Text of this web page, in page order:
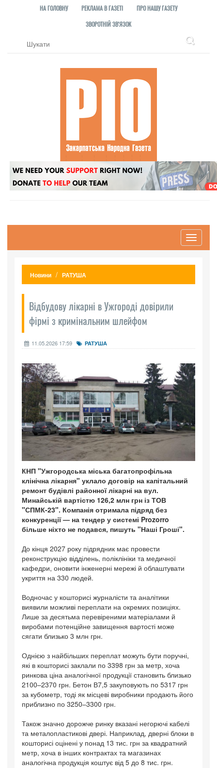
НА ГОЛОВНУ РЕКЛАМА В ГАЗЕТІ
ПРО НАШУ ГАЗЕТУ
ЗВОРОТНІЙ ЗВ'ЯЗОК
Toggle
Новини РАТУША
Відбудову лікарні в Ужгороді довірили
фірмі з кримінальним шлейфом
11.05.2026 17:59 РАТУША
КНП "Ужгородська міська багатопрофільна
клінічна лікарня" уклало договір на капітальний
ремонт будівлі районної лікарні на вул.
Минайській вартістю 126,2 млн грн із ТОВ
"СПМК-23". Компанія отримала підряд без
конкуренції — на тендер у системі Prozorro
більше ніхто не подався, пишуть "Наші Гроші".
До кінця 2027 року підрядник має провести
реконструкцію відділень, поліклініки та медичної
кафедри, оновити інженерні мережі й облаштувати
укриття на 330 людей.
Водночас у кошторисі журналісти та аналітики
виявили можливі переплати на окремих позиціях.
Лише за десятьма перевіреними матеріалами й
виробами потенційне завищення вартості може
сягати близько 3 млн грн.
Однією з найбільших переплат можуть бути поручні,
які в кошторисі заклали по 3398 грн за метр, хоча
ринкова ціна аналогічної продукції становить близько
2100–2370 грн. Бетон В7,5 закуповують по 5317 грн
за кубометр, тоді як місцеві виробники продають його
приблизно по 3250–3300 грн.
Також значно дорожче ринку вказані негорючі кабелі
та металопластикові двері. Наприклад, дверні блоки в
кошторисі оцінені у понад 13 тис. грн за квадратний
метр, хоча в інших контрактах та магазинах
аналогічна продукція коштує від 5 до 8 тис. грн.